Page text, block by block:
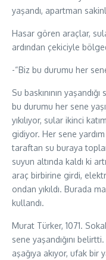
yaşandı, apartman
Hasar gören araçlar,
ardından çekiciyle
-“Biz bu durumu her
Su baskınının
bu durumu her sene
yıkılıyor, sular ikinci
gidiyor. Her sene
taraftan su buraya
suyun altında kaldı ki
araç birbirine girdi,
ondan yıkıldı. Burada
kullandı.
Murat Türker, 1071.
sene yaşandığını
aşağıya akıyor, ufak bir